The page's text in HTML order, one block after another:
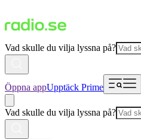
Vad skulle du vilja lyssna på?
Öppna appUpptäck Prime
Vad skulle du vilja lyssna på?